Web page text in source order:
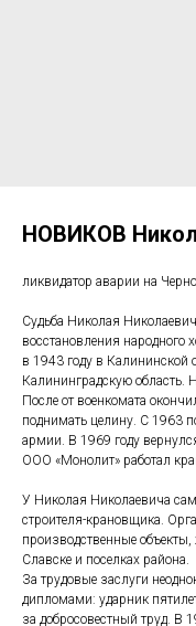
НОВИКОВ
ликвидатор аварии на
Судьба Николая
восстановления народного
в 1943 году в Калининской
Калининградскую область.
После от военкомата
поднимать целину. С 1963
армии. В 1969 году
ООО «Монолит» работал
У Николая Николаевича
строителя-крановщика.
производственные
Славске и поселках района.
За трудовые заслуги
дипломами: ударник
за добросовестный труд. В